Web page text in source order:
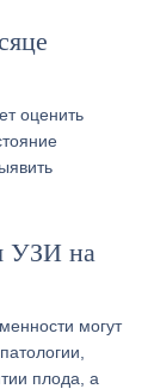
оценить
УЗИ на
могут
плода, а